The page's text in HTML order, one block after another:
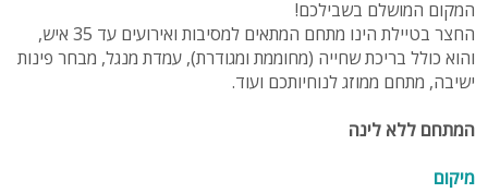
המקום המושלם בשבילכם!
החצר בטיילת הינו מתחם המתאים למסיבות ואירועים עד 35 איש,
והוא כולל בריכת שחייה (מחוממת ומגודרת), עמדת מנגל, מבחר פינות
ישיבה, מתחם ממוזג לנוחיותכם ועוד.
המתחם ללא לינה
מיקום